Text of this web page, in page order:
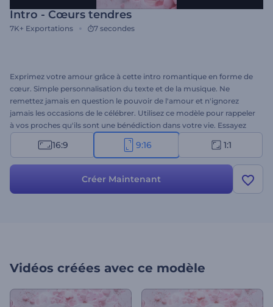
Intro - Cœurs tendres
7K+ Exportations 7 secondes
Exprimez votre amour grâce à cette intro romantique en forme de
cœur. Simple personnalisation du texte et de la musique. Ne
remettez jamais en question le pouvoir de l'amour et n'ignorez
jamais les occasions de le célébrer. Utilisez ce modèle pour rappeler
à vos proches qu'ils sont une bénédiction dans votre vie. Essayez
16:9 9:16 1:1
Créer Maintenant
Vidéos créées avec ce modèle